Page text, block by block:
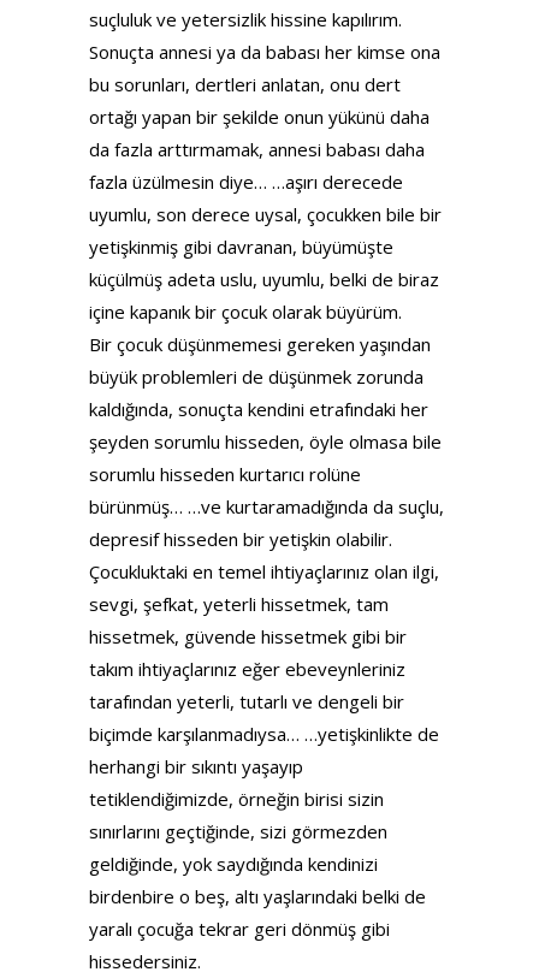
suçluluk ve yetersizlik hissine kapılırım.
Sonuçta annesi ya da babası her kimse ona
bu sorunları, dertleri anlatan, onu dert
ortağı yapan bir şekilde onun yükünü daha
da fazla arttırmamak, annesi babası daha
fazla üzülmesin diye… …aşırı derecede
uyumlu, son derece uysal, çocukken bile bir
yetişkinmiş gibi davranan, büyümüşte
küçülmüş adeta uslu, uyumlu, belki de biraz
içine kapanık bir çocuk olarak büyürüm.
Bir çocuk düşünmemesi gereken yaşından
büyük problemleri de düşünmek zorunda
kaldığında, sonuçta kendini etrafındaki her
şeyden sorumlu hisseden, öyle olmasa bile
sorumlu hisseden kurtarıcı rolüne
bürünmüş… …ve kurtaramadığında da suçlu,
depresif hisseden bir yetişkin olabilir.
Çocukluktaki en temel ihtiyaçlarınız olan ilgi,
sevgi, şefkat, yeterli hissetmek, tam
hissetmek, güvende hissetmek gibi bir
takım ihtiyaçlarınız eğer ebeveynleriniz
tarafından yeterli, tutarlı ve dengeli bir
biçimde karşılanmadıysa… …yetişkinlikte de
herhangi bir sıkıntı yaşayıp
tetiklendiğimizde, örneğin birisi sizin
sınırlarını geçtiğinde, sizi görmezden
geldiğinde, yok saydığında kendinizi
birdenbire o beş, altı yaşlarındaki belki de
yaralı çocuğa tekrar geri dönmüş gibi
hissedersiniz.